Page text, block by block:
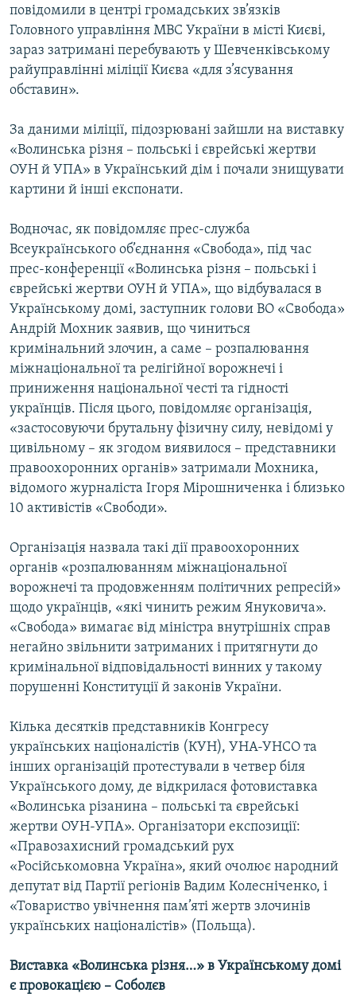
КТАТ
ДОЛУЧАЙСЯ!
Усі сайти RFE/RL
повідомили в центрі громадських зв’язків
Головного управління МВС України в місті Києві,
зараз затримані перебувають у Шевченківському
райуправлінні міліції Києва «для з’ясування
обставин».
За даними міліції, підозрювані зайшли на виставку
«Волинська різня – польські і єврейські жертви
ОУН й УПА» в Український дім і почали знищувати
картини й інші експонати.
Водночас, як повідомляє прес-служба
Всеукраїнського об’єднання «Свобода», під час
прес-конференції «Волинська різня – польські і
єврейські жертви ОУН й УПА», що відбувалася в
Українському домі, заступник голови ВО «Свобода»
Андрій Мохник заявив, що чиниться
кримінальний злочин, а саме – розпалювання
міжнаціональної та релігійної ворожнечі і
приниження національної честі та гідності
українців. Після цього, повідомляє організація,
«застосовуючи брутальну фізичну силу, невідомі у
цивільному – як згодом виявилося – представники
правоохоронних органів» затримали Мохника,
відомого журналіста Ігоря Мірошниченка і близько
10 активістів «Свободи».
Організація назвала такі дії правоохоронних
органів «розпалюванням міжнаціональної
ворожнечі та продовженням політичних репресій»
щодо українців, «які чинить режим Януковича».
«Свобода» вимагає від міністра внутрішніх справ
негайно звільнити затриманих і притягнути до
кримінальної відповідальності винних у такому
порушенні Конституції й законів України.
Кілька десятків представників Конгресу
українських націоналістів (КУН), УНА-УНСО та
інших організацій протестували в четвер біля
Українського дому, де відкрилася фотовиставка
«Волинська різанина – польські та єврейські
жертви ОУН-УПА». Організатори експозиції:
«Правозахисний громадський рух
«Російськомовна Україна», який очолює народний
депутат від Партії регіонів Вадим Колесніченко, і
«Товариство увічнення пам’яті жертв злочинів
українських націоналістів» (Польща).
Виставка «Волинська різня…» в Українському домі
є провокацією – Соболєв